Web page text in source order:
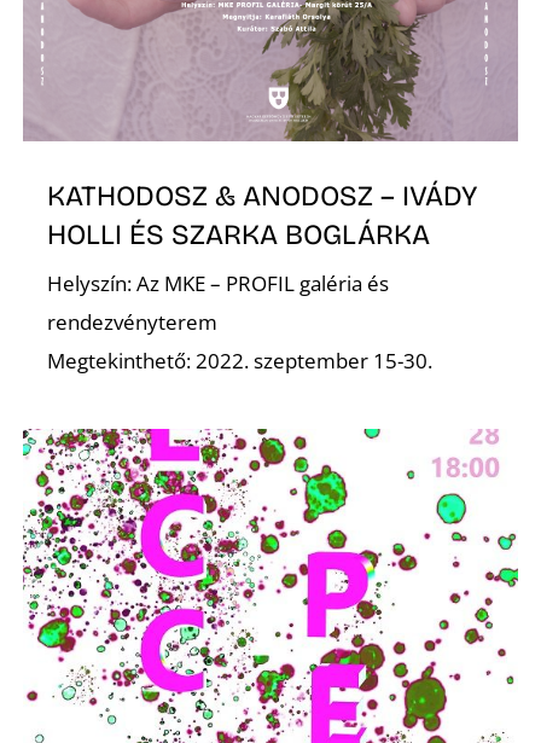
KATHODOSZ & ANODOSZ – IVÁDY
HOLLI ÉS SZARKA BOGLÁRKA
Helyszín: Az MKE – PROFIL galéria és
rendezvényterem
Megtekinthető: 2022. szeptember 15-30.